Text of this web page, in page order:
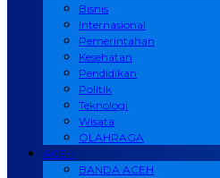
Bisnis
Internasional
Pemerintahan
Kesehatan
Pendidikan
Politik
Teknologi
Wisata
OLAHRAGA
ACEH
BANDA ACEH